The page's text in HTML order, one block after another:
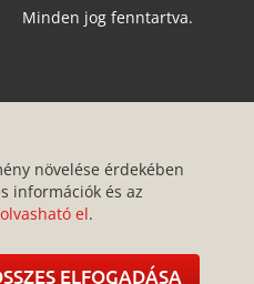
Minden jog fenntartva.
Angyalföldi út 25.
+36706364305
növelése érdekében
információk és az
el.
ELFOGADÁSA